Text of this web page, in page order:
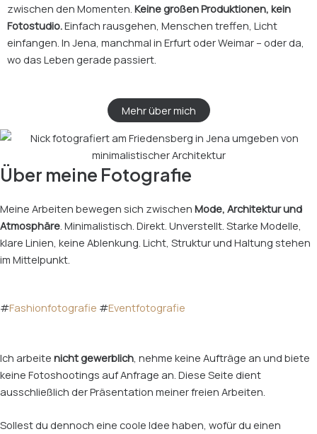
zwischen den Momenten. Keine großen Produktionen, kein
Fotostudio.Einfach rausgehen, Menschen treffen, Licht
einfangen. In Jena, manchmal in Erfurt oder Weimar – oder da,
wo das Leben gerade passiert.
Mehr über mich
Über meine Fotografie
Meine Arbeiten bewegen sich zwischen Mode, Architektur und
Atmosphäre. Minimalistisch. Direkt. Unverstellt. Starke Modelle,
klare Linien, keine Ablenkung. Licht, Struktur und Haltung stehen
im Mittelpunkt.
#Fashionfotografie #Eventfotografie
Ich arbeite nicht gewerblich, nehme keine Aufträge an und biete
keine Fotoshootings auf Anfrage an. Diese Seite dient
ausschließlich der Präsentation meiner freien Arbeiten.
Sollest du dennoch eine coole Idee haben, wofür du einen